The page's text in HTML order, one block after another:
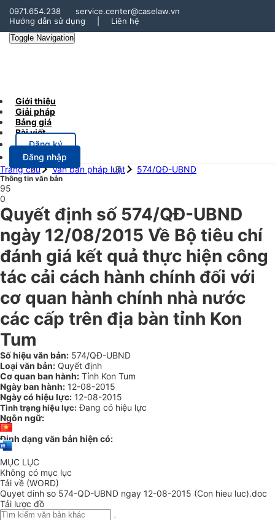
0971.654.238
service.center@caselaw.vn
Hướng dẫn sử dụng
Liên hệ
Toggle Navigation
Giới thiệu
Giải pháp
Bảng giá
Bài viết
Đăng ký
Đăng nhập
Trang chủ
Văn bản pháp luật 574/QĐ-UBND
Thông tin văn bản
95
0
Quyết định số 574/QĐ-UBND
ngày 12/08/2015 Về Bộ tiêu chí
đánh giá kết quả thực hiện công
tác cải cách hành chính đối với
cơ quan hành chính nhà nước
các cấp trên địa bàn tỉnh Kon
Tum
Số hiệu văn bản: 574/QĐ-UBND
Loại văn bản: Quyết định
Cơ quan ban hành: Tỉnh Kon Tum
Ngày ban hành: 12-08-2015
Ngày có hiệu lực: 12-08-2015
Tình trạng hiệu lực: Đang có hiệu lực
Ngôn ngữ:
Định dạng văn bản hiện có:
MỤC LỤC
Không có mục lục
Tải về (WORD)
Quyet dinh so 574-QD-UBND ngay 12-08-2015 (Con hieu luc).doc
Tải lược đồ